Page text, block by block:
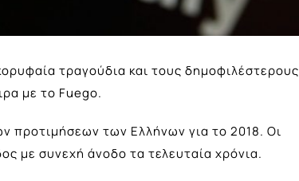
τραγούδια και τους δημοφιλέστερους
με το Fuego.
προτιμήσεων των Ελλήνων για το 2018. Οι
με συνεχή άνοδο τα τελευταία χρόνια.